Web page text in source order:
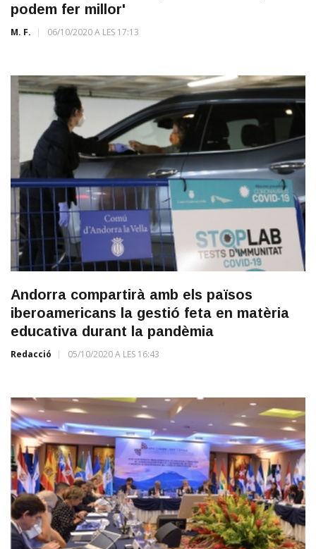
podem fer millor'
M. F. 06/10/2020 A LES 17:13
Andorra compartirà amb els països
iberoamericans la gestió feta en matèria
educativa durant la pandèmia
Redacció 05/10/2020 A LES 16:43